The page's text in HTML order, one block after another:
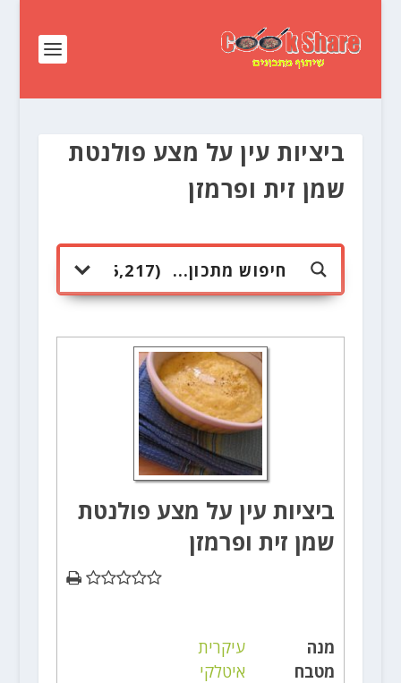
ביציות עין על מצע פולנטת
שמן זית ופרמזן
ביציות עין על מצע פולנטת
שמן זית ופרמזן
מנה
עיקרית
מטבח
איטלקי